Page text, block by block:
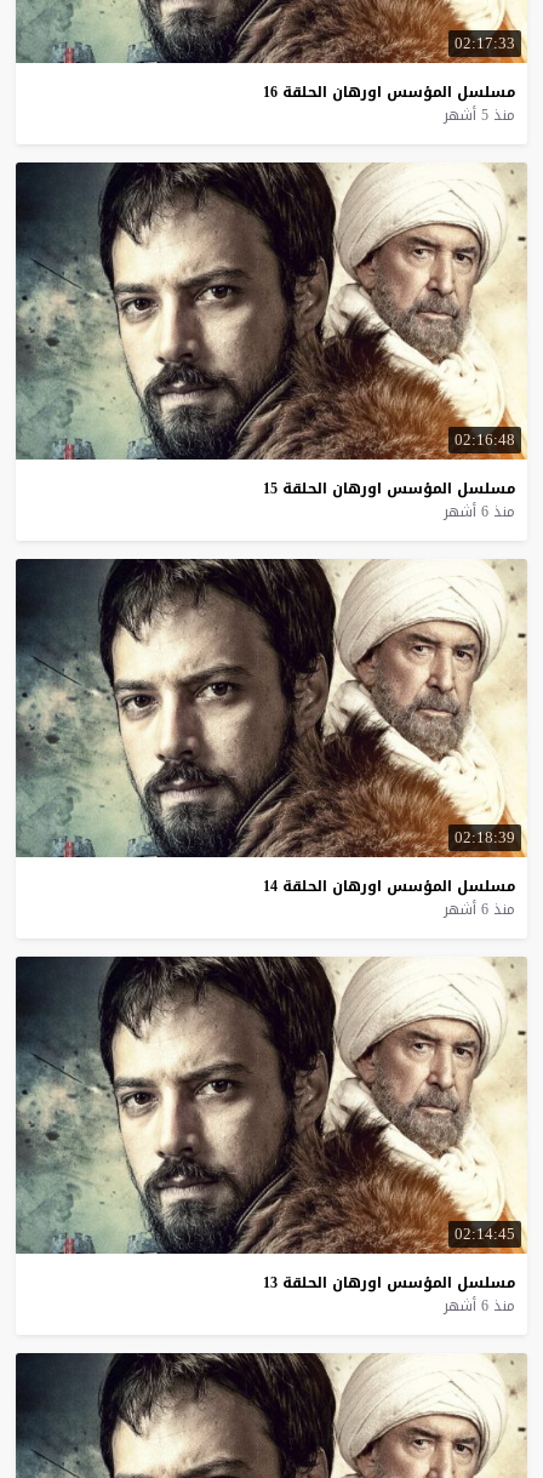
02:17:33
مسلسل المؤسس اورهان الحلقة 16
منذ 5 أشهر
02:16:48
مسلسل المؤسس اورهان الحلقة 15
منذ 6 أشهر
02:18:39
مسلسل المؤسس اورهان الحلقة 14
منذ 6 أشهر
02:14:45
مسلسل المؤسس اورهان الحلقة 13
منذ 6 أشهر